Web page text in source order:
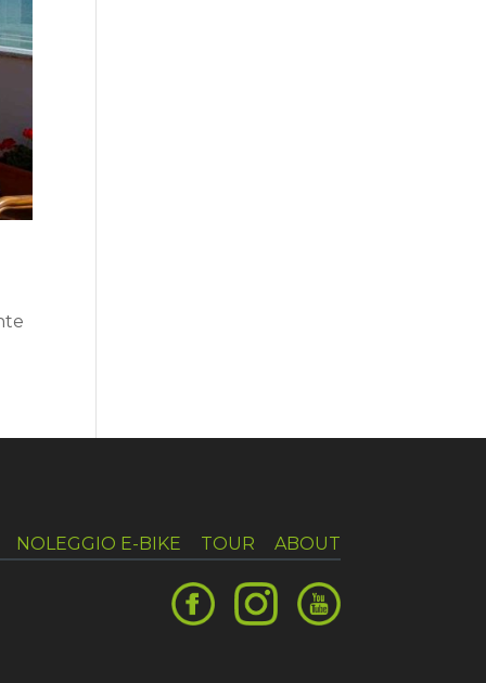
NOLEGGIO E-BIKE TOUR ABOUT